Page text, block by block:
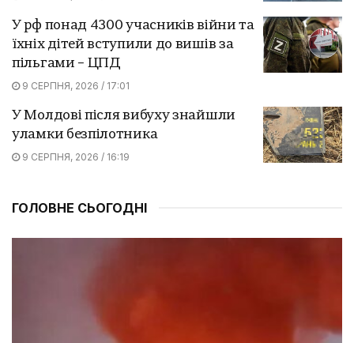
У рф понад 4300 учасників війни та
їхніх дітей вступили до вишів за
пільгами – ЦПД
9 СЕРПНЯ, 2026 / 17:01
У Молдові після вибуху знайшли
уламки безпілотника
9 СЕРПНЯ, 2026 / 16:19
ГОЛОВНЕ СЬОГОДНІ